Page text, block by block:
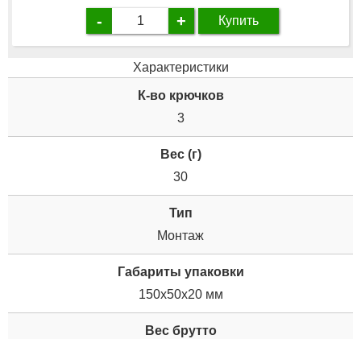
- + Купить
Характеристики
К-во крючков
3
Вес (г)
30
Тип
Монтаж
Габариты упаковки
150x50x20 мм
Вес брутто